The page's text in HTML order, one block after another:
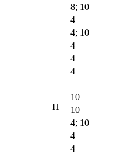
8; 10
4
4; 10
4
4
4
П
10
10
4; 10
4
4